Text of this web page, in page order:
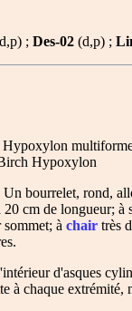
; Des-02 (d,p) ;
Hypoxylon
Hypoxylon
Un bourrelet, rond,
20 cm de longueur;
à chair très
d'asques
à chaque